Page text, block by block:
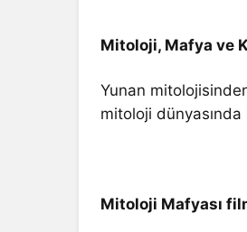
Mitoloji, Mafya ve
Yunan
mitoloji
Mitoloji Mafyası